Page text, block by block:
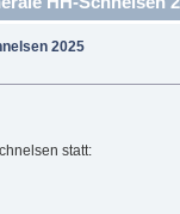
2025
statt: